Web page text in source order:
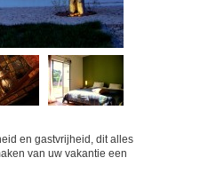
en gastvrijheid, dit alles
van uw vakantie een